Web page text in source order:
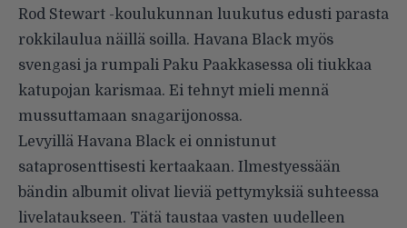
Rod Stewart -koulukunnan luukutus edusti parasta
rokkilaulua näillä soilla. Havana Black myös
svengasi ja rumpali Paku Paakkasessa oli tiukkaa
katupojan karismaa. Ei tehnyt mieli mennä
mussuttamaan snagarijonossa.
Levyillä Havana Black ei onnistunut
sataprosenttisesti kertaakaan. Ilmestyessään
bändin albumit olivat lieviä pettymyksiä suhteessa
livelataukseen. Tätä taustaa vasten uudelleen